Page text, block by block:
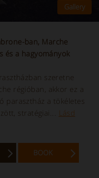
ban, Marche
és a hagyományok
szeretne
régióban, akkor ez a
parasztház a tökéletes
stratégiai...
Lásd
BOOK